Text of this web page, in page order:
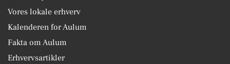
Vores lokale erhverv
Kalenderen for Aulum
Fakta om Aulum
Erhvervsartikler